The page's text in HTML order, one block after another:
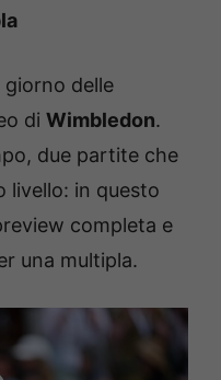
giorno delle
di Wimbledon.
due partite che
livello: in questo
completa e
una multipla.